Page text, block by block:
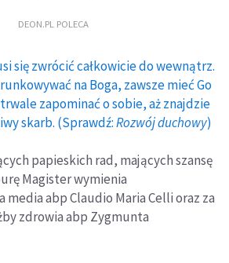
DEON.PL POLECA
się zwrócić całkowicie do wewnątrz.
na Boga, zawsze mieć Go
zapominać o sobie, aż znajdzie
skarb. (Sprawdź:Rozwój duchowy)
papieskich rad, mających szansę
Magister wymienia
abp Claudio Maria Celli oraz za
zdrowia abp Zygmunta